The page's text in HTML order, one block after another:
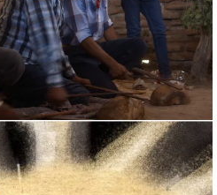
SABIO LANCANDÓN. CORTESÍA